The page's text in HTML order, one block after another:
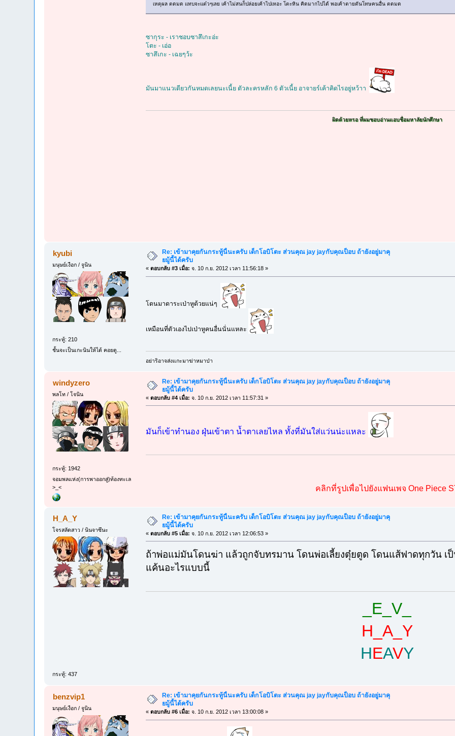
เหตุผล ตดมด แทบจะแต๋วๆเลย เค้าไม่สนก็ปล่อยเค้าไปเหอะ โตะหิน คิดมากไปได้ พอเค้าตายดันโทษคนอื่น ตดมด
ซากุระ - เราชอบซาสึเกะอ่ะ
โตะ - เอ่อ
ซาสึเกะ - เฉยๆว้ะ
มันมาแนวเดียวกันหมดเลยนะเนี้ย ตัวละครหลัก 6 ตัวเนี้ย อาจายร์เค้าคิดไรอยู่หว้าา
ผิดด้วยหรอ ที่ผมชอบอ่านแอบชื่อมหาลัยนักศึกษา
kyubi
มนุษย์เงือก / จูนิน
กระทู้: 210
ชั้นจะเป็นเกะนินให้ได้ คอยดู...
Re: เข้ามาคุยกันกระทู้นี้นะครับ เด็กโอบิโตะ ส่วนคุณ jay jayกับคุณป็อบ ถ้ายังอยู่มาคุ
ยมู้นี้ได้ครับ
« ตอบกลับ #3 เมื่อ: จ. 10 ก.ย. 2012 เวลา 11:56:18 »
โดนมาดาระเป่าหูด้วยแน่ๆ
เหมือนที่ตัวเองไปเป่าหูคนอื่นนั่นแหละ
อย่าริอาจส่งแกะมาฆ่าหมาป่า
windyzero
พลโท / โจนิน
กระทู้: 1942
จอมพลแห่ง(การพาออกสู่)ท้องทะเล
>_<
Re: เข้ามาคุยกันกระทู้นี้นะครับ เด็กโอบิโตะ ส่วนคุณ jay jayกับคุณป็อบ ถ้ายังอยู่มาคุ
ยมู้นี้ได้ครับ
« ตอบกลับ #4 เมื่อ: จ. 10 ก.ย. 2012 เวลา 11:57:31 »
มันก็เข้าทำนอง ฝุ่นเข้าตา น้ำตาเลยไหล ทั้งที่มันใส่แว่นน่ะแหละ
คลิกที่รูปเพื่อไปยังแฟนเพจ One Piece
H_A_Y
โจรสลัดสาว / นินจาซึนะ
กระทู้: 437
Re: เข้ามาคุยกันกระทู้นี้นะครับ เด็กโอบิโตะ ส่วนคุณ jay jayกับคุณป็อบ ถ้ายังอยู่มาคุ
ยมู้นี้ได้ครับ
« ตอบกลับ #5 เมื่อ: จ. 10 ก.ย. 2012 เวลา 12:06:53 »
ถ้าพ่อแม่มันโดนฆ่า แล้วถูกจับทรมาน โดนพ่อเลี้ยงตุ๋ยตูด โดนแส้ฟาดทุกวัน เป็
แค้นอะไรแบบนี้
_E_V_
H_A_Y
HEAVY
benzvip1
มนุษย์เงือก / จูนิน
Re: เข้ามาคุยกันกระทู้นี้นะครับ เด็กโอบิโตะ ส่วนคุณ jay jayกับคุณป็อบ ถ้ายังอยู่มาคุ
ยมู้นี้ได้ครับ
« ตอบกลับ #6 เมื่อ: จ. 10 ก.ย. 2012 เวลา 13:00:08 »